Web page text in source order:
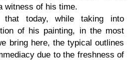
witness of his time.
today, while taking into
of his painting, in the most
bring here, the typical outlines
due to the freshness of